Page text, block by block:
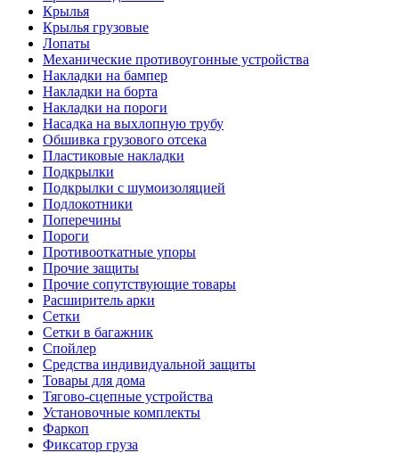
Крылья
Крылья грузовые
Лопаты
Механические противоугонные устройства
Накладки на бампер
Накладки на борта
Накладки на пороги
Насадка на выхлопную трубу
Обшивка грузового отсека
Пластиковые накладки
Подкрылки
Подкрылки с шумоизоляцией
Подлокотники
Поперечины
Пороги
Противооткатные упоры
Прочие защиты
Прочие сопутствующие товары
Расширитель арки
Сетки
Сетки в багажник
Спойлер
Средства индивидуальной защиты
Товары для дома
Тягово-сцепные устройства
Установочные комплекты
Фаркоп
Фиксатор груза